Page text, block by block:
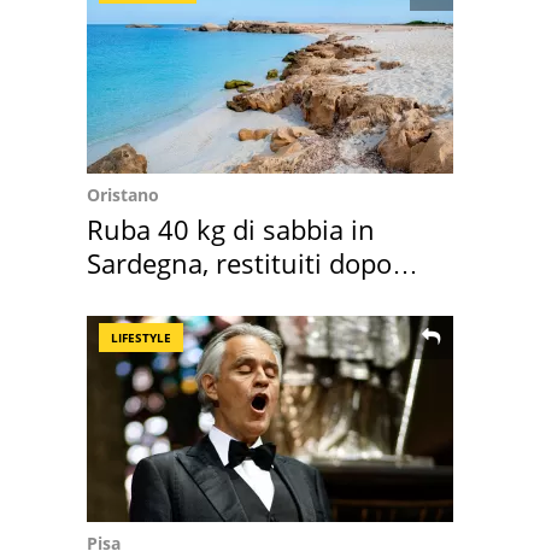
Oristano
Ruba 40 kg di sabbia in
Sardegna, restituiti dopo
LIFESTYLE
Pisa